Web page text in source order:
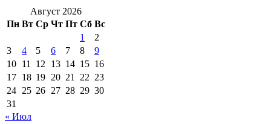
Август 2026
Пн Вт Ср Чт Пт Сб Вс
1
2
3
4 5 6 7 8
9
10 11 12 13 14 15 16
17 18 19 20 21 22 23
24 25 26 27 28 29 30
31
« Июл